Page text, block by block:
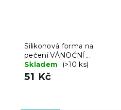
Silikonová forma na
pečení VÁNOČNÍ
STROMKY, červená
Skladem (>10 ks)
51 Kč